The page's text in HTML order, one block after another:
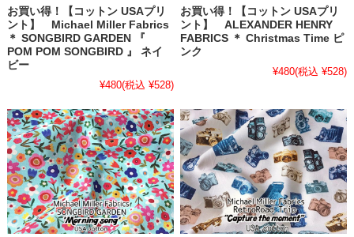
お買い得！【コットン USAプリ
ント】 Michael Miller Fabrics
＊ SONGBIRD GARDEN 『
POM POM SONGBIRD 』 ネイ
ビー
¥480(税込 ¥528)
お買い得！【コットン USAプリ
ント】 ALEXANDER HENRY
FABRICS ＊ Christmas Time ピ
ンク
¥480(税込 ¥528)